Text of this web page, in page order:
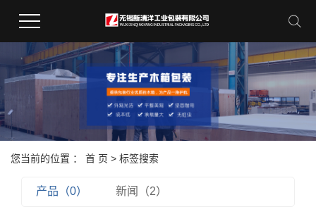
您当前的位置 ： 首 页 > 标签搜索
产品（0） 新闻（2）